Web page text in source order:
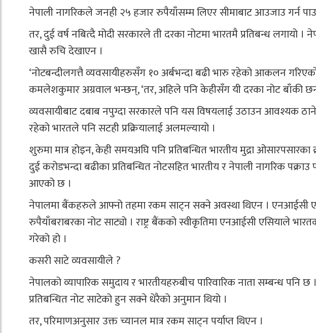
नेपाली नागरिकले जनही २५ हजार रुपैयाँसम्म लिएर सीमाबाट आउजाउ गर्न
तर, दुई वर्ष नबित्दै मोदी सरकारले ती दरका नोटमा भारतमै प्रतिबन्ध लगायो
खासै रुचि देखाएन ।
‘नोटबन्दीलगत्तै व्यवसायीहरुसँग १० अर्बभन्दा बढी भारु रहेको आकलन
कमलेशकुमार अग्रवाल भन्छन्, ‘तर, अहिले पनि केहीसँग यी दरका नोट बाँकी
व्यवसायीबाट दबाब नपुग्दा सरकारले पनि यस विषयलाई उठाउन आवश्यक
रहेको भारतले पनि सटही प्रक्रियालाई अलमल्यायो ।
शुरुमा मात्र होइन, केही समयअघि पनि प्रतिबन्धित भारतीय मुद्रा
दुई करोडभन्दा बढीका प्रतिबन्धित नोटसहित भारतीय र नेपाली नागरिक
आएको छ ।
नेपालमा बैंकहरुले आफ्नो तहमा रकम साट्न सक्ने अवस्था थिएन ।
रुपैयाँबराबरका नोट साट्यो । राष्ट्र बैंकको स्वीकृतिमा एनआईसी एसियाले
गरेको हो ।
कसरी साटे व्यवसायीले ?
नेपालको व्यापारिक समुदाय र भारतीयहरुबीच पारिवारिक नाता सम्बन्ध पनि छ
प्रतिबन्धित नोट साटेको हुन सक्ने धेरैको अनुमान थियो ।
तर, परिमाणअनुसार उक्त च्यानल मात्र रकम साट्न पर्याप्त थिएन ।